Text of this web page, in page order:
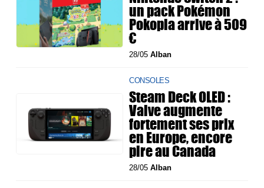
un pack Pokémon
Pokopia arrive à 509
€
28/05Alban
CONSOLES
Steam Deck OLED :
Valve augmente
fortement ses prix
en Europe, encore
pire au Canada
28/05Alban